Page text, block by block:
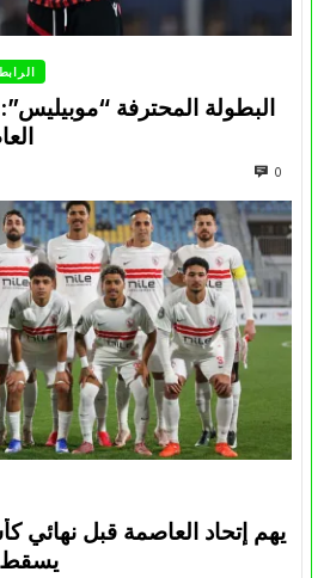
البطولة المحترفة “موبيليس”:
0
يهم إتحاد العاصمة قبل نهائي